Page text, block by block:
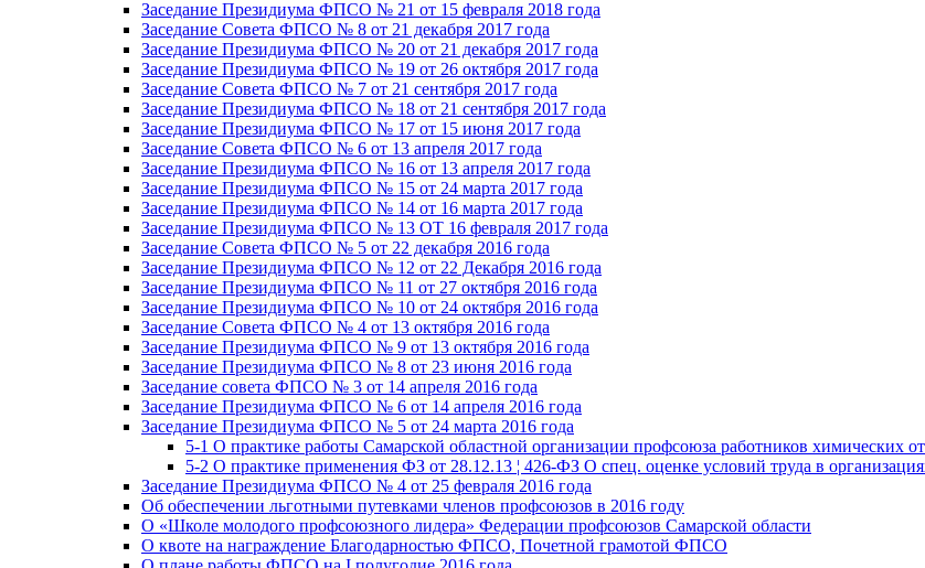
Заседание Президиума ФПСО № 21 от 15 февраля 2018 года
Заседание Совета ФПСО № 8 от 21 декабря 2017 года
Заседание Президиума ФПСО № 20 от 21 декабря 2017 года
Заседание Президиума ФПСО № 19 от 26 октября 2017 года
Заседание Совета ФПСО № 7 от 21 сентября 2017 года
Заседание Президиума ФПСО № 18 от 21 сентября 2017 года
Заседание Президиума ФПСО № 17 от 15 июня 2017 года
Заседание Совета ФПСО № 6 от 13 апреля 2017 года
Заседание Президиума ФПСО № 16 от 13 апреля 2017 года
Заседание Президиума ФПСО № 15 от 24 марта 2017 года
Заседание Президиума ФПСО № 14 от 16 марта 2017 года
Заседание Президиума ФПСО № 13 ОТ 16 февраля 2017 года
Заседание Совета ФПСО № 5 от 22 декабря 2016 года
Заседание Президиума ФПСО № 12 от 22 Декабря 2016 года
Заседание Президиума ФПСО № 11 от 27 октября 2016 года
Заседание Президиума ФПСО № 10 от 24 октября 2016 года
Заседание Совета ФПСО № 4 от 13 октября 2016 года
Заседание Президиума ФПСО № 9 от 13 октября 2016 года
Заседание Президиума ФПСО № 8 от 23 июня 2016 года
Заседание совета ФПСО № 3 от 14 апреля 2016 года
Заседание Президиума ФПСО № 6 от 14 апреля 2016 года
Заседание Президиума ФПСО № 5 от 24 марта 2016 года
5-1 О практике работы Самарской областной организации профсоюза работников химических
5-2 О практике применения ФЗ от 28.12.13 ¦ 426-ФЗ О спец. оценке условий труда в
Заседание Президиума ФПСО № 4 от 25 февраля 2016 года
Об обеспечении льготными путевками членов профсоюзов в 2016 году
О «Школе молодого профсоюзного лидера» Федерации профсоюзов Самарской области
О квоте на награждение Благодарностью ФПСО, Почетной грамотой ФПСО